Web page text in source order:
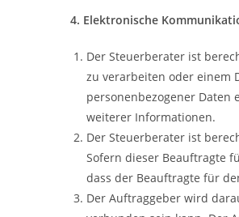
4. Elektronische
Der Steuerberater ist
zu verarbeiten oder einem
personenbezogener Daten
weiterer Informationen.
Der Steuerberater ist
Sofern dieser Beauftragte
dass der Beauftragte für
Der Auftraggeber wird